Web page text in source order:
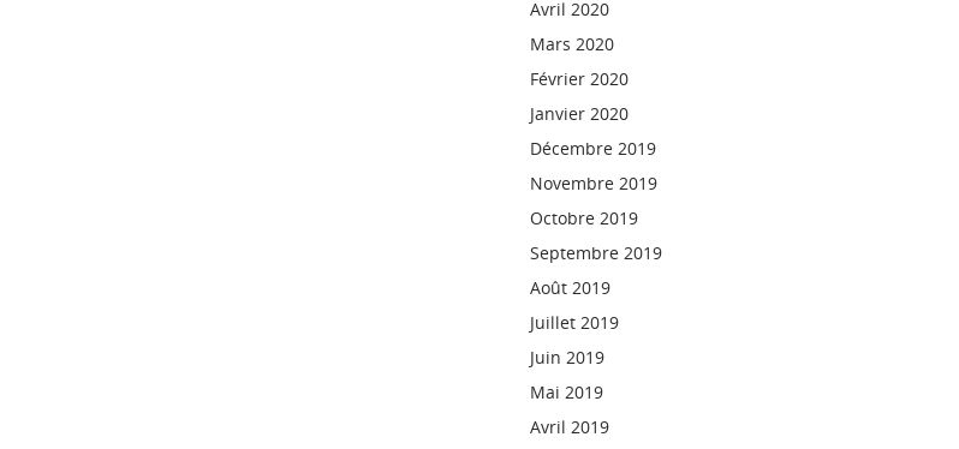
Avril 2020
Mars 2020
Février 2020
Janvier 2020
Décembre 2019
Novembre 2019
Octobre 2019
Septembre 2019
Août 2019
Juillet 2019
Juin 2019
Mai 2019
Avril 2019